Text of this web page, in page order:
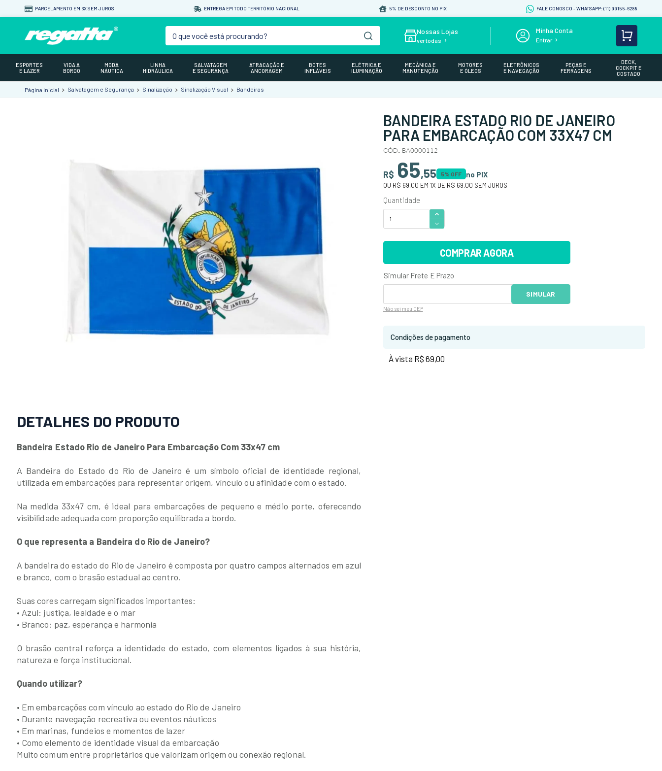
PARCELAMENTO EM 6X SEM JUROS ENTREGA EM TODO TERRITÓRIO NACIONAL 5% DE DESCONTO NO PIX FALE CONOSCO - WHATSAPP: (11) 99155-6288
O que você está procurando? Nossas Lojas
ver todas Entrar
ESPORTES
E LAZER
VIDA A
BORDO
MODA
NÁUTICA
LINHA
HIDRÁULICA
SALVATAGEM
E SEGURANÇA
ATRACAÇÃO E
ANCORAGEM
BOTES
INFLÁVEIS
ELÉTRICA E
ILUMINAÇÃO
MECÂNICA E
MANUTENÇÃO
MOTORES
E ÓLEOS
ELETRÔNICOS
E NAVEGAÇÃO
PEÇAS E
FERRAGENS
DECK,
COCKPIT E
COSTADO
Salvatagem e Segurança Sinalização Sinalização Visual Bandeiras
DETALHES DO PRODUTO
Bandeira Estado Rio de Janeiro Para Embarcação Com 33x47 cm
A Bandeira do Estado do Rio de Janeiro é um símbolo oficial de identidade regional,
utilizada em embarcações para representar origem, vínculo ou afinidade com o estado.
Na medida 33x47 cm, é ideal para embarcações de pequeno e médio porte, oferecendo
visibilidade adequada com proporção equilibrada a bordo.
O que representa a Bandeira do Rio de Janeiro?
A bandeira do estado do Rio de Janeiro é composta por quatro campos alternados em azul
e branco, com o brasão estadual ao centro.
Suas cores carregam significados importantes:
• Azul: justiça, lealdade e o mar
• Branco: paz, esperança e harmonia
O brasão central reforça a identidade do estado, com elementos ligados à sua história,
natureza e força institucional.
Quando utilizar?
• Em embarcações com vínculo ao estado do Rio de Janeiro
• Durante navegação recreativa ou eventos náuticos
• Em marinas, fundeios e momentos de lazer
• Como elemento de identidade visual da embarcação
Muito comum entre proprietários que valorizam origem ou conexão regional.
BANDEIRA ESTADO RIO DE JANEIRO
PARA EMBARCAÇÃO COM 33X47 CM
CÓD.: BA0000112
R$ 65,55 5% OFF no PIX
OU R$ 69,00 EM 1X DE R$ 69,00 SEM JUROS
COMPRAR AGORA
Não sei meu CEP
Condições de pagamento
À vista R$ 69,00